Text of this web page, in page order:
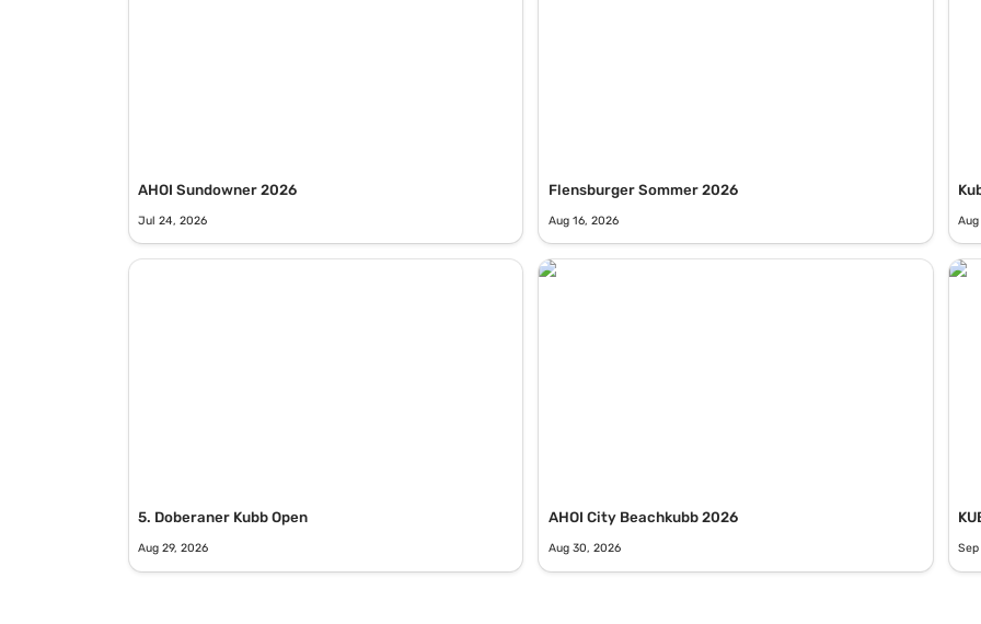
AHOI Sundowner 2026
Jul 24, 2026
Flensburger Sommer 2026
Aug 16, 2026
5. Doberaner Kubb Open
Aug 29, 2026
AHOI City Beachkubb 2026
AHOI City Beachkubb 2026
Aug 30, 2026